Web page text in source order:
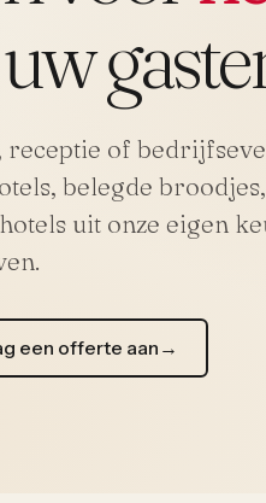
receptie of
belegde
uit onze eigen
een offerte aan →